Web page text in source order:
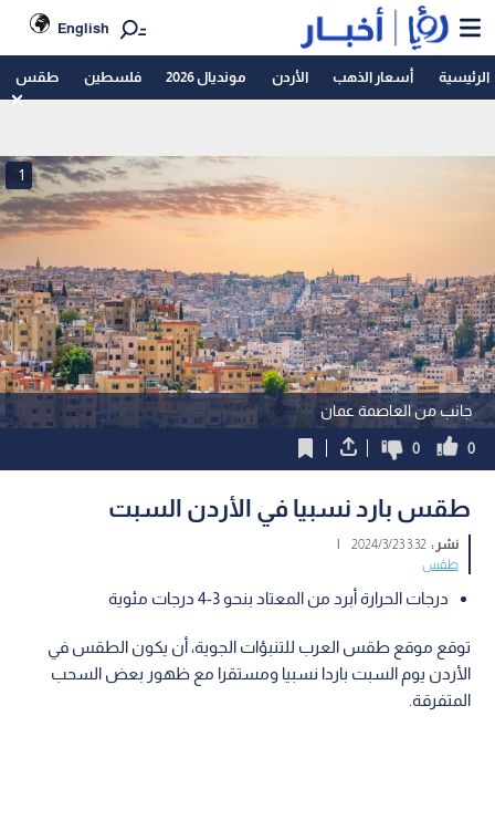
English
الرئيسية أسعار الذهب الأردن مونديال 2026 فلسطين طقس
جانب من العاصمة عمان
1
0
0
طقس بارد نسبيا في الأردن السبت
نشر :3:32 2024/3/23
|
طقس
درجات الحرارة أبرد من المعتاد بنحو 3-4 درجات مئوية
توقع موقع طقس العرب للتنبؤات الجوية، أن يكون الطقس في
الأردن يوم السبت باردا نسبيا ومستقرا مع ظهور بعض السحب
المتفرقة.